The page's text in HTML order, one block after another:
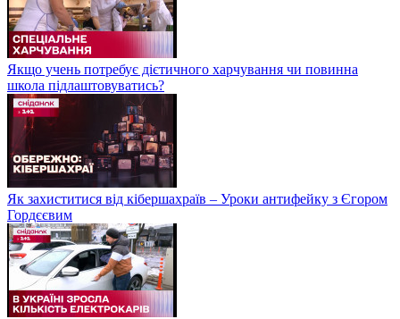
Якщо учень потребує дієтичного харчування чи повинна
школа підлаштовуватись?
Як захиститися від кібершахраїв – Уроки антифейку з Єгором
Гордєєвим